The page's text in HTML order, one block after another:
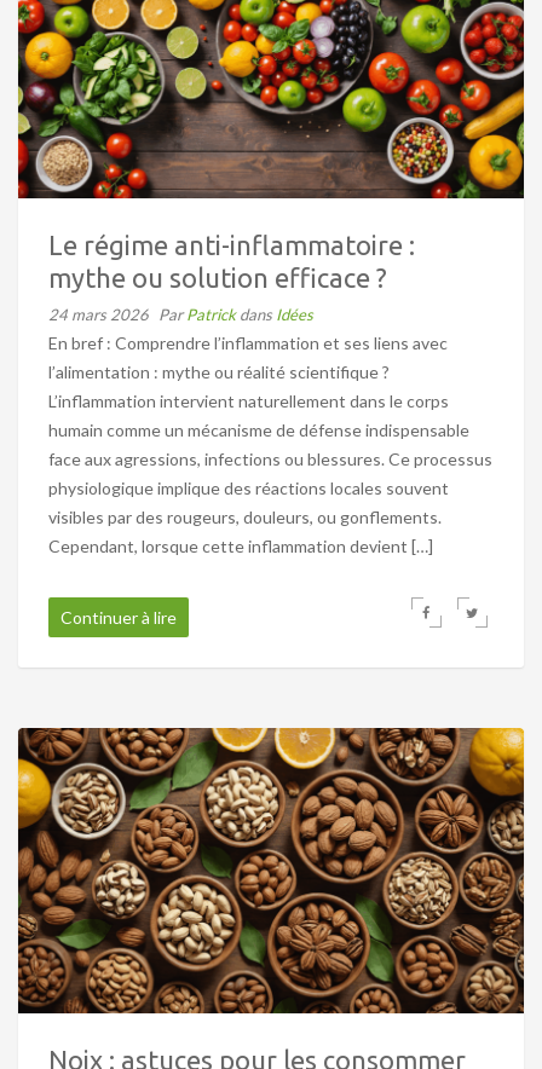
Le régime anti-inflammatoire :
mythe ou solution efficace ?
24 mars 2026 ParPatrickdans Idées
En bref : Comprendre l’inflammation et ses liens avec
l’alimentation : mythe ou réalité scientifique ?
L’inflammation intervient naturellement dans le corps
humain comme un mécanisme de défense indispensable
face aux agressions, infections ou blessures. Ce processus
physiologique implique des réactions locales souvent
visibles par des rougeurs, douleurs, ou gonflements.
Cependant, lorsque cette inflammation devient […]
Continuer à lire
Noix : astuces pour les consommer